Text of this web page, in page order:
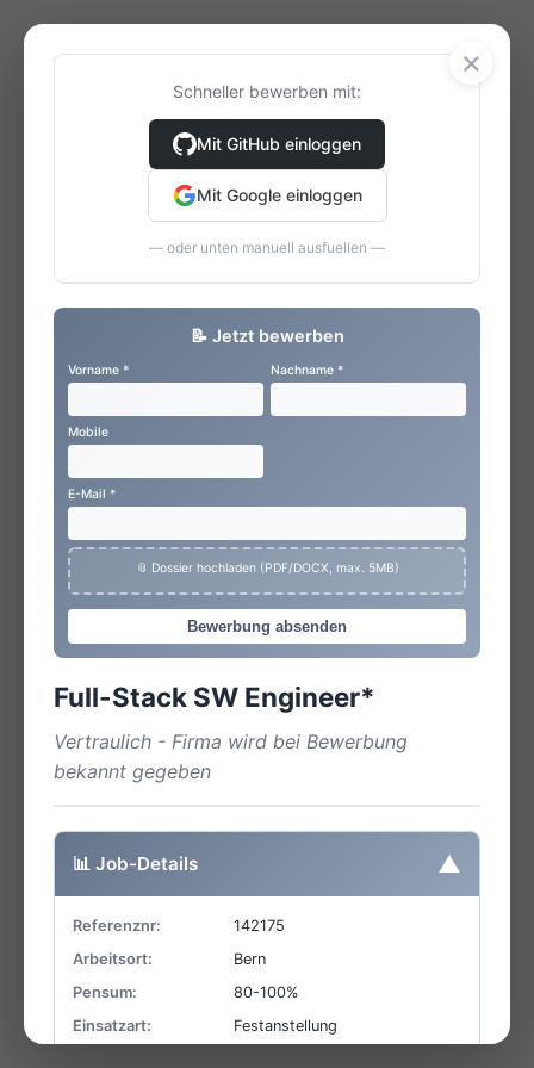
×
Schneller bewerben mit:
Mit GitHub einloggen
Mit Google einloggen
— oder unten manuell ausfuellen —
📝 Jetzt bewerben
Vorname * Nachname *
Mobile
E-Mail *
📎 Dossier hochladen (PDF/DOCX, max. 5MB)
Bewerbung absenden
Full-Stack SW Engineer*
Vertraulich - Firma wird bei Bewerbung
bekannt gegeben
📊 Job-Details ▼
Referenznr:
142175
Arbeitsort:
Bern
Pensum:
80-100%
Einsatzart:
Festanstellung